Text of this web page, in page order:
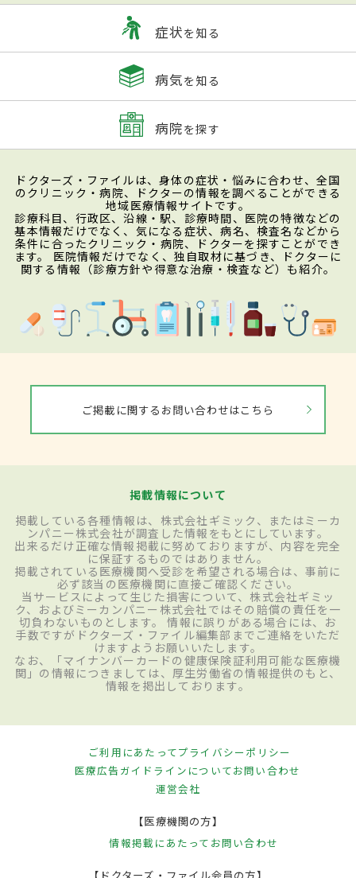
症状を知る
病気を知る
病院を探す
ドクターズ・ファイルは、身体の症状・悩みに合わせ、全国
のクリニック・病院、ドクターの情報を調べることができる
地域医療情報サイトです。
診療科目、行政区、沿線・駅、診療時間、医院の特徴などの
基本情報だけでなく、気になる症状、病名、検査名などから
条件に合ったクリニック・病院、ドクターを探すことができ
ます。 医院情報だけでなく、独自取材に基づき、ドクターに
関する情報（診療方針や得意な治療・検査など）も紹介。
ご掲載に関するお問い合わせはこちら
掲載情報について
掲載している各種情報は、株式会社ギミック、またはミーカ
ンパニー株式会社が調査した情報をもとにしています。
出来るだけ正確な情報掲載に努めておりますが、内容を完全
に保証するものではありません。
掲載されている医療機関へ受診を希望される場合は、事前に
必ず該当の医療機関に直接ご確認ください。
当サービスによって生じた損害について、株式会社ギミッ
ク、およびミーカンパニー株式会社ではその賠償の責任を一
切負わないものとします。 情報に誤りがある場合には、お
手数ですがドクターズ・ファイル編集部までご連絡をいただ
けますようお願いいたします。
なお、「マイナンバーカードの健康保険証利用可能な医療機
関」の情報につきましては、厚生労働省の情報提供のもと、
情報を掲出しております。
ご利用にあたってプライバシーポリシー
医療広告ガイドラインについてお問い合わせ
運営会社
【医療機関の方】
情報掲載にあたって お問い合わせ